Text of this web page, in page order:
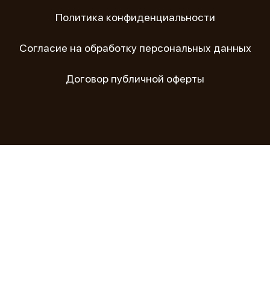
Политика конфиденциальности
Согласие на обработку персональных данных
Договор публичной оферты